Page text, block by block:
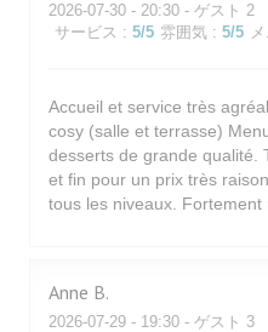
2026-07-30 - 20:30 - ゲスト 2
サービス : 5/5 雰囲気 : 5/5
Accueil et service très
cosy (salle et terrasse)
desserts de grande qualité.
et fin pour un prix très
tous les niveaux. Fortement
Anne B
2026-07-29 - 19:30 - ゲスト 3